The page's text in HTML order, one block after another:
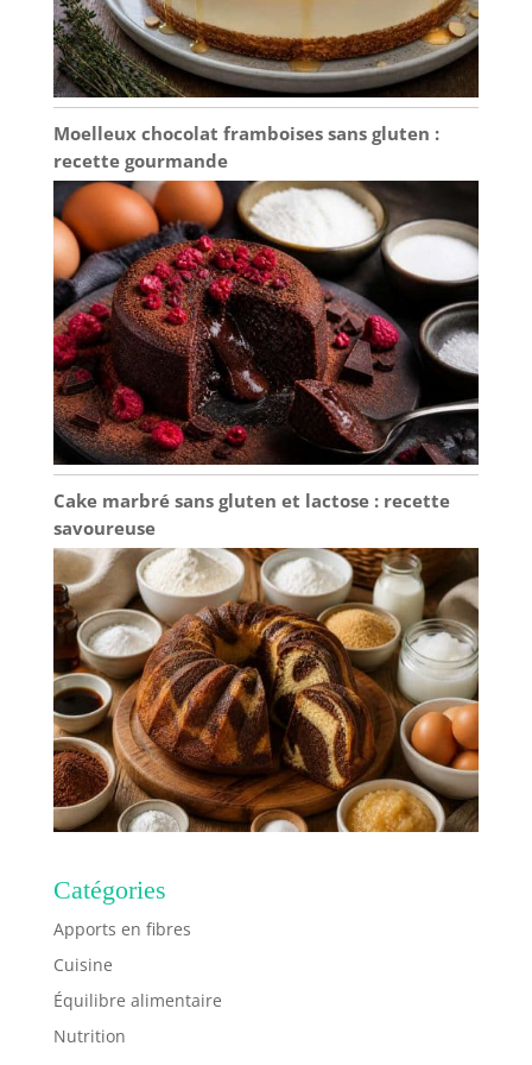
utiliser sans crainte ;
faciles à stocker et à
nettoyer, elles passent
au lave-vaisselle.
Moelleux chocolat framboises sans gluten :
recette gourmande
Cake marbré sans gluten et lactose : recette
savoureuse
Catégories
Apports en fibres
Cuisine
Équilibre alimentaire
Nutrition